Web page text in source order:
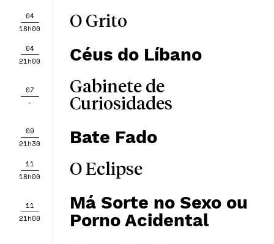
04
18h00
O Grito
04
21h00
Céus do Líbano
07
-
Gabinete de
Curiosidades
09
21h30
Bate Fado
11
18h00
O Eclipse
11
21h00
Má Sorte no Sexo ou
Porno Acidental